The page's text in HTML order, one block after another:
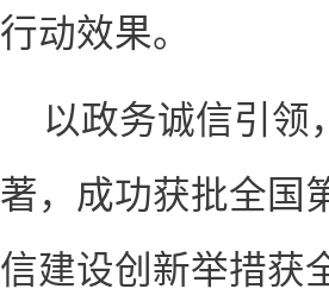
行动效果。
以政务诚信引领
著，成功获批全国
信建设创新举措获